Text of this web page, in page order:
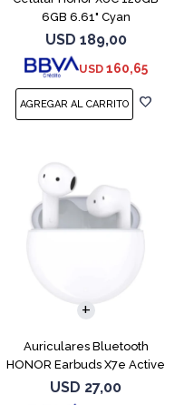
6GB 6.61" Cyan
USD 189,00
USD 160,65
Auriculares Bluetooth
HONOR Earbuds X7e Active
TWS White
USD 27,00